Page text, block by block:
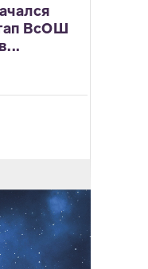
ВсОШ